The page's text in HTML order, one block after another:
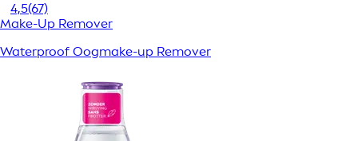
4,5(67)
Make-Up Remover
Waterproof Oogmake-up Remover